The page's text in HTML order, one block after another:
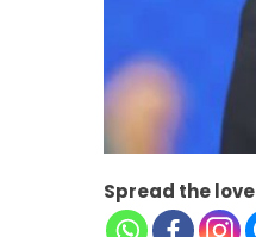
Spread the love